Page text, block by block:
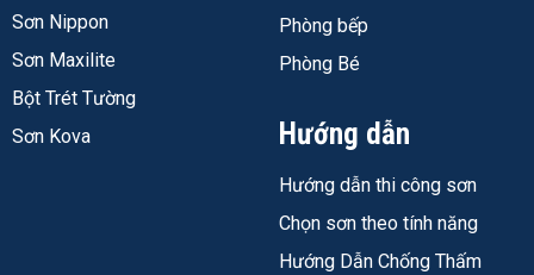
Sơn Nippon
Sơn Maxilite
Bột Trét Tường
Sơn Kova
Phòng bếp
Phòng Bé
Hướng dẫn
Hướng dẫn thi công sơn
Chọn sơn theo tính năng
Hướng Dẫn Chống Thấm